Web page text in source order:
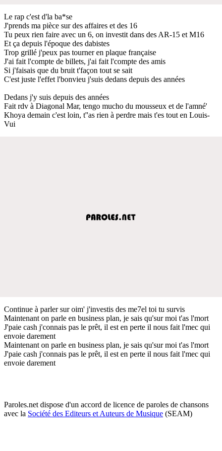
Le rap c'est d'la ba*se
J'prends ma pièce sur des affaires et des 16
Tu peux rien faire avec un 6, on investit dans des AR-15 et M16
Et ça depuis l'époque des dabistes
Trop grillé j'peux pas tourner en plaque française
J'ai fait l'compte de billets, j'ai fait l'compte des amis
Si j'faisais que du bruit t'façon tout se sait
C'est juste l'effet l'bonvieu j'suis dedans depuis des années
Dedans j'y suis depuis des années
Fait rdv à Diagonal Mar, tengo mucho du mousseux et de l'amné'
Khoya demain c'est loin, t''as rien à perdre mais t'es tout en Louis-
Vui
Continue à parler sur oim' j'investis des me7el toi tu survis
Maintenant on parle en business plan, je sais qu'sur moi t'as l'mort
J'paie cash j'connais pas le prêt, il est en perte il nous fait l'mec qui
envoie darement
Maintenant on parle en business plan, je sais qu'sur moi t'as l'mort
J'paie cash j'connais pas le prêt, il est en perte il nous fait l'mec qui
envoie darement
Paroles.net dispose d'un accord de licence de paroles de chansons
avec la Société des Editeurs et Auteurs de Musique (SEAM)